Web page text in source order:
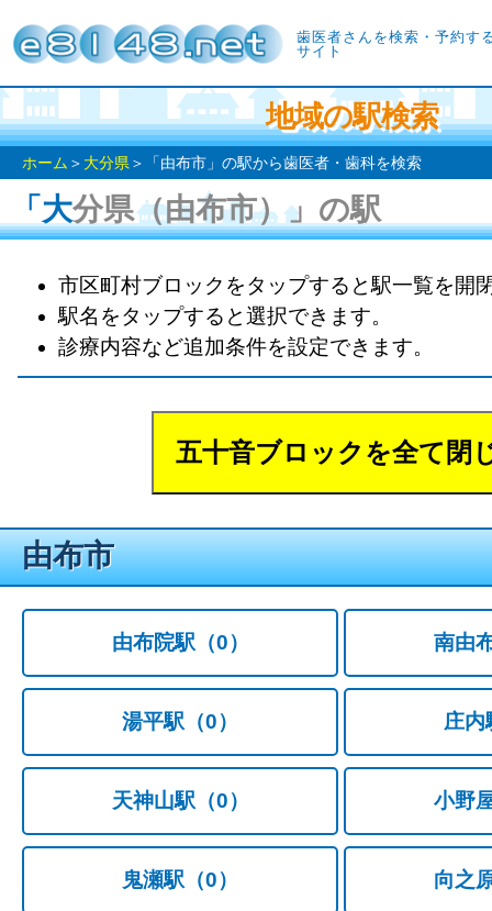
歯医者さんを検索・予約す
サイト
地域の駅検索
ホーム ＞ 大分県 ＞「由布市」の駅から歯医者・歯科を検索
「大分県（由布市）」の駅
市区町村ブロックをタップすると駅一覧を開
駅名をタップすると選択できます。
診療内容など追加条件を設定できます。
由布市
由布院駅 （0） 南由
湯平駅 （0） 庄内
天神山駅 （0） 小野
鬼瀬駅 （0） 向之